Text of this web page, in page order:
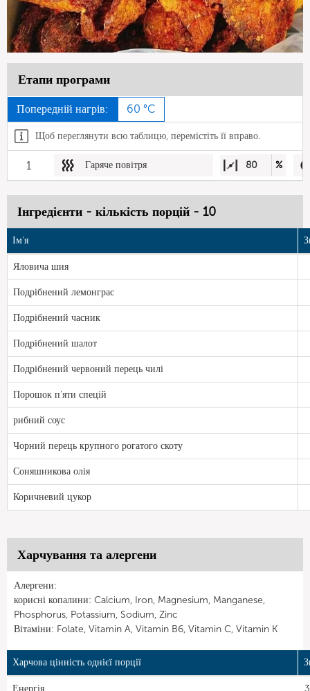
Етапи програми
Попередній нагрів: 60 °C
Щоб переглянути всю таблицю, перемістіть її вправо.
1 Гаряче повітря 80 %
Інгредієнти - кількість порцій - 10
Ім'я
Яловича шия
Подрібнений лемонграс
Подрібнений часник
Подрібнений шалот
Подрібнений червоний перець чилі
Порошок п'яти спецій
рибний соус
Чорний перець крупного рогатого скоту
Соняшникова олія
Коричневий цукор
Харчування та алергени
Алергени:
корисні копалини: Calcium, Iron, Magnesium, Manganese,
Phosphorus, Potassium, Sodium, Zinc
Вітаміни: Folate, Vitamin A, Vitamin B6, Vitamin C, Vitamin K
Харчова цінність однієї порції
Енергія